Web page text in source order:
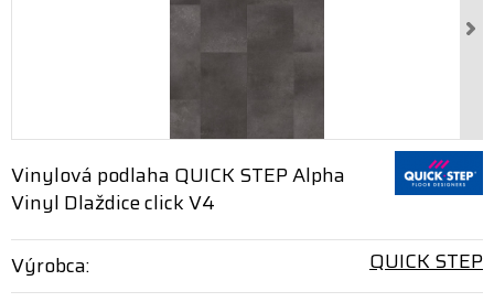
Vinylová podlaha QUICK STEP Alpha
Vinyl Dlaždice click V4
Výrobca:
QUICK STEP